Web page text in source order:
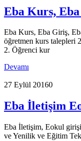
Eba Kurs,
Eba Kurs, Eba Giriş,
öğretmen kurs talepleri
2. Öğrenci kur
Devamı
27 Eylül 20160
Eba İletişim
Eba İletişim, Eokul
ve Yenilik ve Eğitim